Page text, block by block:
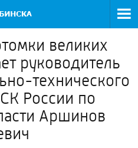
великих
руководитель
технического
России по
Аршинов